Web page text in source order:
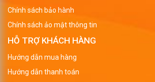
Dung lượng: 2-128GB
In ấn: có thể in thường hoặc dập logo
tùy theo yêu cầu của khách hàng,
kim loại đính kèm.
Chính sách bảo hành
Chính sách ảo mật thông tin
HỖ TRỢ KHÁCH HÀNG
Hướng dẫn mua hàng
Hướng dẫn thanh toán